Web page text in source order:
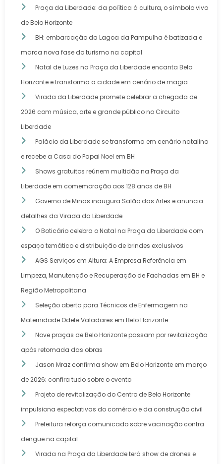
Praça da Liberdade: da política à cultura, o símbolo vivo
de Belo Horizonte
BH: embarcação da Lagoa da Pampulha é batizada e
marca nova fase do turismo na capital
Natal de Luzes na Praça da Liberdade encanta Belo
Horizonte e transforma a cidade em cenário de magia
Virada da Liberdade promete celebrar a chegada de
2026 com música, arte e grande público no Circuito
Liberdade
Palácio da Liberdade se transforma em cenário natalino
e recebe a Casa do Papai Noel em BH
Shows gratuitos reúnem multidão na Praça da
Liberdade em comemoração aos 128 anos de BH
Governo de Minas inaugura Salão das Artes e anuncia
detalhes da Virada da Liberdade
O Boticário celebra o Natal na Praça da Liberdade com
espaço temático e distribuição de brindes exclusivos
AGS Serviços em Altura: A Empresa Referência em
Limpeza, Manutenção e Recuperação de Fachadas em BH e
Região Metropolitana
Seleção aberta para Técnicos de Enfermagem na
Maternidade Odete Valadares em Belo Horizonte
Nove praças de Belo Horizonte passam por revitalização
após retomada das obras
Jason Mraz confirma show em Belo Horizonte em março
de 2026; confira tudo sobre o evento
Projeto de revitalização do Centro de Belo Horizonte
impulsiona expectativas do comércio e da construção civil
Prefeitura reforça comunicado sobre vacinação contra
dengue na capital
Virada na Praça da Liberdade terá show de drones e